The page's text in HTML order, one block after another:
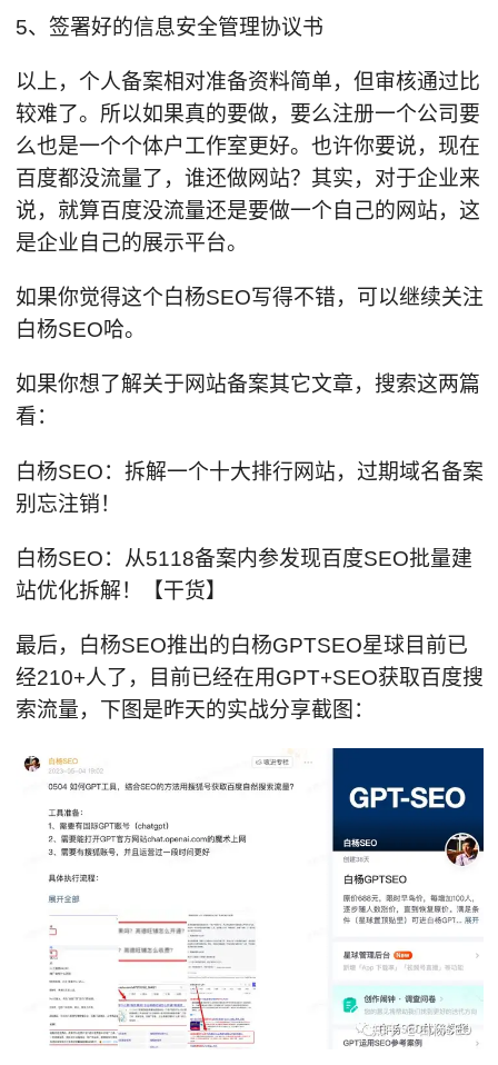
5、签署好的信息安全管理协议书
以上，个人备案相对准备资料简单，但审核通过比
较难了。所以如果真的要做，要么注册一个公司要
么也是一个个体户工作室更好。也许你要说，现在
百度都没流量了，谁还做网站？其实，对于企业来
说，就算百度没流量还是要做一个自己的网站，这
是企业自己的展示平台。
如果你觉得这个白杨SEO写得不错，可以继续关注
白杨SEO哈。
如果你想了解关于网站备案其它文章，搜索这两篇
看：
白杨SEO：拆解一个十大排行网站，过期域名备案
别忘注销！
白杨SEO：从5118备案内参发现百度SEO批量建
站优化拆解！【干货】
最后，白杨SEO推出的白杨GPTSEO星球目前已
经210+人了，目前已经在用GPT+SEO获取百度搜
索流量，下图是昨天的实战分享截图：